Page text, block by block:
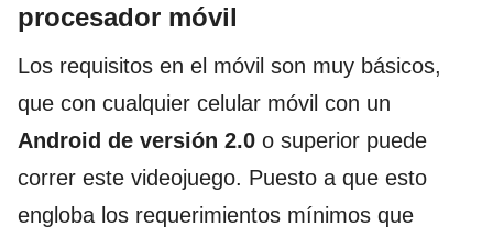
procesador móvil
Los requisitos en el móvil son muy básicos,
que con cualquier celular móvil con un
Android de versión 2.0 o superior puede
correr este videojuego. Puesto a que esto
engloba los requerimientos mínimos que